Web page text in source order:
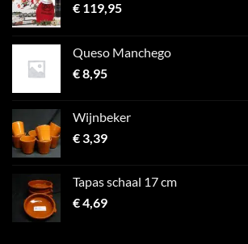
€ 119,95
Queso Manchego
€8,95
Wijnbeker
€3,39
Tapas schaal 17 cm
€4,69